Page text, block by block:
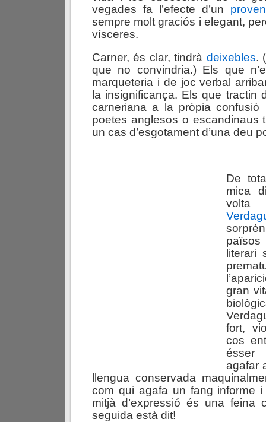
vegades fa l’efecte d’un
sempre molt graciós i elegant,
vísceres.
Carner, és clar, tindrà deixebles.
que no convindria.) Els que
marqueteria i de joc verbal
la insignificança. Els que tractin
carneriana a la pròpia confusió
poetes anglesos o escandinaus
un cas d’esgotament d’una deu
De
mica
literari
gran
fort,
cos
ésser
agafar
llengua conservada
com qui agafa un fang informe
mitjà d’expressió és una feina
seguida està dit!